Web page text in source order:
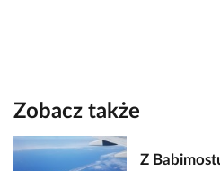
Zobacz także
Z